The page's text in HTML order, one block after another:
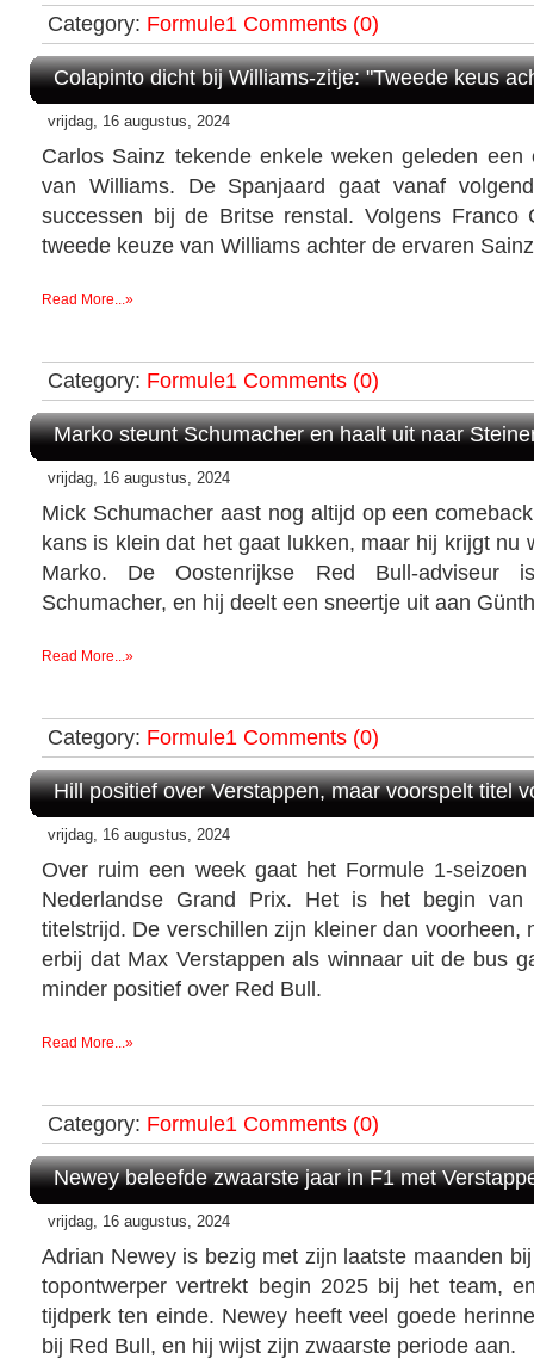
Category: Formule1 Comments (0)
Colapinto dicht bij Williams-zitje: "Tweede keus
vrijdag, 16 augustus, 2024
Carlos Sainz tekende enkele weken geleden
van Williams. De Spanjaard gaat vanaf
successen bij de Britse renstal. Volgens Franco
tweede keuze van Williams achter de ervaren
Read More...»
Category: Formule1 Comments (0)
Marko steunt Schumacher en haalt uit naar
vrijdag, 16 augustus, 2024
Mick Schumacher aast nog altijd op een
kans is klein dat het gaat lukken, maar hij krijgt nu
Marko. De Oostenrijkse Red Bull-adviseur
Schumacher, en hij deelt een sneertje uit aan
Read More...»
Category: Formule1 Comments (0)
Hill positief over Verstappen, maar voorspelt titel
vrijdag, 16 augustus, 2024
Over ruim een week gaat het Formule 1-
Nederlandse Grand Prix. Het is het begin
titelstrijd. De verschillen zijn kleiner dan voorheen,
erbij dat Max Verstappen als winnaar uit de bus
minder positief over Red Bull.
Read More...»
Category: Formule1 Comments (0)
Newey beleefde zwaarste jaar in F1 met
vrijdag, 16 augustus, 2024
Adrian Newey is bezig met zijn laatste maanden
topontwerper vertrekt begin 2025 bij het team,
tijdperk ten einde. Newey heeft veel goede
bij Red Bull, en hij wijst zijn zwaarste periode aan.